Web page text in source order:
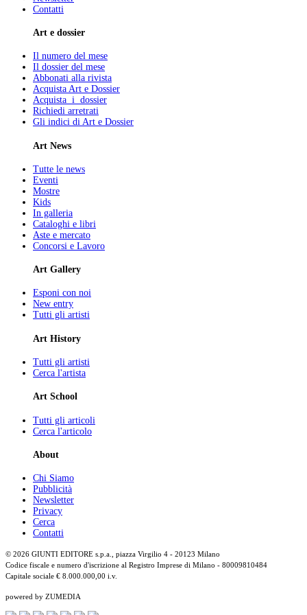
Contatti
Art e dossier
Il numero del mese
Il dossier del mese
Abbonati alla rivista
Acquista Art e Dossier
Acquista i dossier
Richiedi arretrati
Gli indici di Art e Dossier
Art News
Tutte le news
Eventi
Mostre
Kids
In galleria
Cataloghi e libri
Aste e mercato
Concorsi e Lavoro
Art Gallery
Esponi con noi
New entry
Tutti gli artisti
Art History
Tutti gli artisti
Cerca l'artista
Art School
Tutti gli articoli
Cerca l'articolo
About
Chi Siamo
Pubblicità
Newsletter
Privacy
Cerca
Contatti
© 2026 GIUNTI EDITORE s.p.a., piazza Virgilio 4 - 20123 Milano
Codice fiscale e numero d'iscrizione al Registro Imprese di Milano - 80009810484
Capitale sociale € 8.000.000,00 i.v.
powered by ZUMEDIA